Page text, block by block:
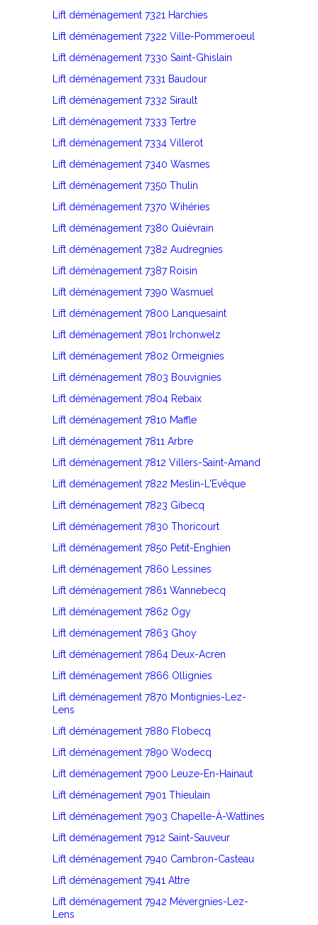
Lift déménagement 7321 Harchies
Lift déménagement 7322 Ville-Pommeroeul
Lift déménagement 7330 Saint-Ghislain
Lift déménagement 7331 Baudour
Lift déménagement 7332 Sirault
Lift déménagement 7333 Tertre
Lift déménagement 7334 Villerot
Lift déménagement 7340 Wasmes
Lift déménagement 7350 Thulin
Lift déménagement 7370 Wihéries
Lift déménagement 7380 Quiévrain
Lift déménagement 7382 Audregnies
Lift déménagement 7387 Roisin
Lift déménagement 7390 Wasmuel
Lift déménagement 7800 Lanquesaint
Lift déménagement 7801 Irchonwelz
Lift déménagement 7802 Ormeignies
Lift déménagement 7803 Bouvignies
Lift déménagement 7804 Rebaix
Lift déménagement 7810 Maffle
Lift déménagement 7811 Arbre
Lift déménagement 7812 Villers-Saint-Amand
Lift déménagement 7822 Meslin-L'Evêque
Lift déménagement 7823 Gibecq
Lift déménagement 7830 Thoricourt
Lift déménagement 7850 Petit-Enghien
Lift déménagement 7860 Lessines
Lift déménagement 7861 Wannebecq
Lift déménagement 7862 Ogy
Lift déménagement 7863 Ghoy
Lift déménagement 7864 Deux-Acren
Lift déménagement 7866 Ollignies
Lift déménagement 7870 Montignies-Lez-
Lens
Lift déménagement 7880 Flobecq
Lift déménagement 7890 Wodecq
Lift déménagement 7900 Leuze-En-Hainaut
Lift déménagement 7901 Thieulain
Lift déménagement 7903 Chapelle-À-Wattines
Lift déménagement 7912 Saint-Sauveur
Lift déménagement 7940 Cambron-Casteau
Lift déménagement 7941 Attre
Lift déménagement 7942 Mévergnies-Lez-
Lens